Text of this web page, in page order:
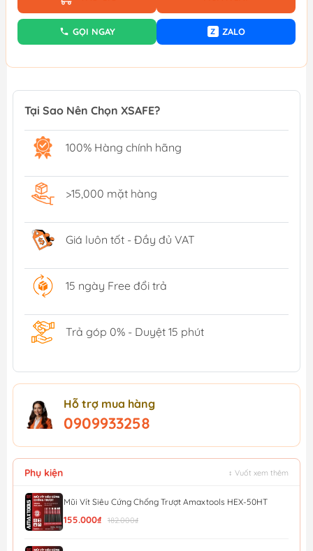
GỌI NGAY Z ZALO
Tại Sao Nên Chọn XSAFE?
100% Hàng chính hãng
>15,000 mặt hàng
Giá luôn tốt - Đầy đủ VAT
15 ngày Free đổi trả
Trả góp 0% - Duyệt 15 phút
Hỗ trợ mua hàng
0909933258
Phụ kiện ↕ Vuốt xem thêm
Mũi Vít Siêu Cứng Chống Trượt Amaxtools HEX-50HT
155.000₫ 182.000₫